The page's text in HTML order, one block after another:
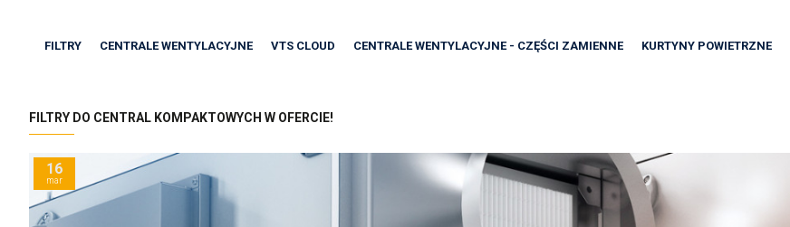
FILTRY CENTRALE WENTYLACYJNE VTS CLOUD CENTRALE WENTYLACYJNE - CZĘŚCI ZAMIENNE KURTYNY POWIETRZNE
FILTRY DO CENTRAL KOMPAKTOWYCH W OFERCIE!
16
mar